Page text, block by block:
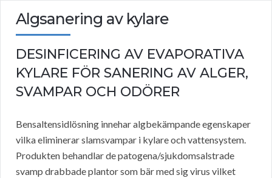
Algsanering av kylare
DESINFICERING AV EVAPORATIVA
KYLARE FÖR SANERING AV ALGER,
SVAMPAR OCH ODÖRER
Bensaltensidlösning innehar algbekämpande egenskaper
vilka eliminerar slamsvampar i kylare och vattensystem.
Produkten behandlar de patogena/sjukdomsalstrade
svamp drabbade plantor som bär med sig virus vilket